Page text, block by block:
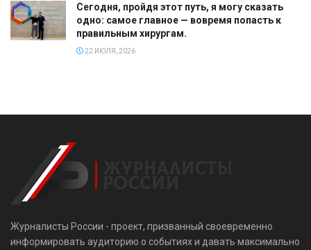
Сегодня, пройдя этот путь, я могу сказать
одно: самое главное — вовремя попасть к
правильным хирургам.
22 ИЮЛЯ, 2026
Журналисты России - проект, призванный своевременно
информировать аудиторию о событиях и давать максимально